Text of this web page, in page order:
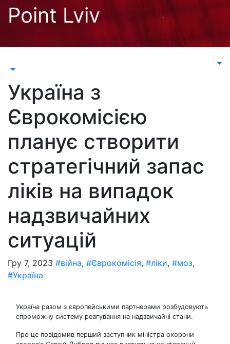
Перейти
Point Lviv
Україна з
Єврокомісією
планує створити
стратегічний запас
ліків на випадок
надзвичайних
ситуацій
Гру 7, 2023 #війна, #Єврокомісія, #ліки, #моз,
#Україна
Україна разом з європейськими партнерами розбудовують
спроможну систему реагування на надзвичайні стани.
Про це повідомив перший заступник міністра охорони